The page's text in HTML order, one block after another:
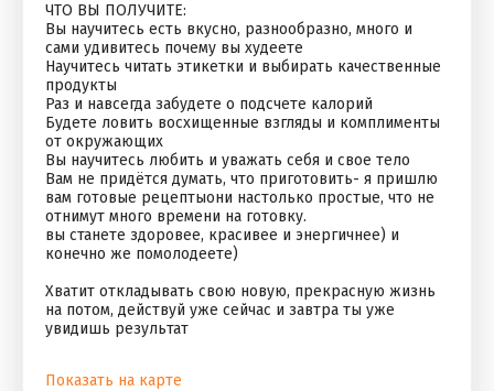
ЧТО ВЫ ПОЛУЧИТЕ:
Вы научитесь есть вкусно, разнообразно, много и
сами удивитесь почему вы худеете
Научитесь читать этикетки и выбирать качественные
продукты
Раз и навсегда забудете о подсчете калорий
Будете ловить восхищенные взгляды и комплименты
от окружающих
Вы научитесь любить и уважать себя и свое тело
Вам не придётся думать, что приготовить- я пришлю
вам готовые рецептыони настолько простые, что не
отнимут много времени на готовку.
вы станете здоровее, красивее и энергичнее) и
конечно же помолодеете)
Хватит откладывать свою новую, прекрасную жизнь
на потом, действуй уже сейчас и завтра ты уже
увидишь результат
Показать на карте